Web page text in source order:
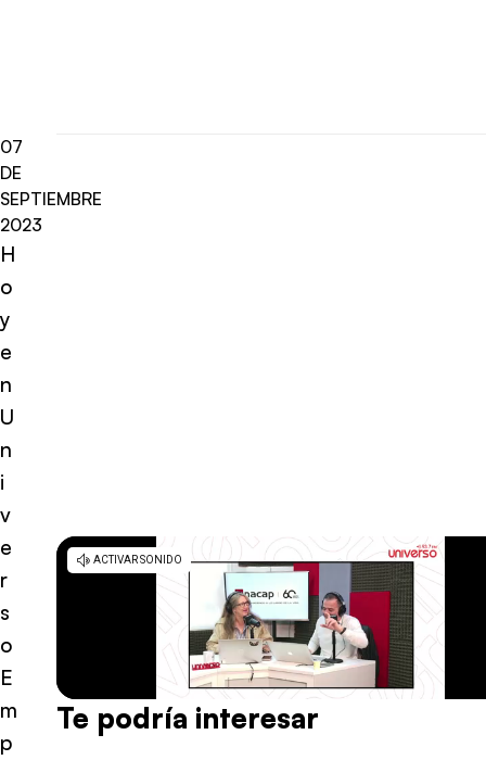
07
DE
SEPTIEMBRE
2023
H
o
y
e
n
U
n
i
v
e
r
s
o
E
m
p
Te podría interesar